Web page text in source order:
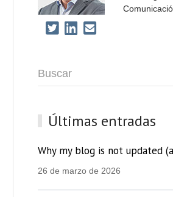
Últimas entradas
Why my blog is not updated
26 de marzo de 2026